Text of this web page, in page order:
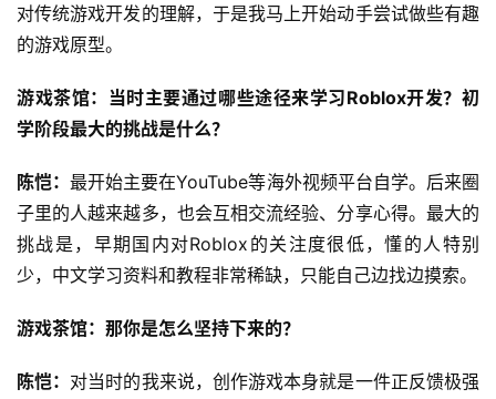
对传统游戏开发的理解，于是我马上开始动手尝试做些有趣
的游戏原型。
游戏茶馆：当时主要通过哪些途径来学习Roblox开发？初
学阶段最大的挑战是什么？
陈恺：最开始主要在YouTube等海外视频平台自学。后来圈
子里的人越来越多，也会互相交流经验、分享心得。最大的
挑战是，早期国内对Roblox的关注度很低，懂的人特别
少，中文学习资料和教程非常稀缺，只能自己边找边摸索。
游戏茶馆：那你是怎么坚持下来的？
陈恺： 对当时的我来说，创作游戏本身就是一件正反馈极强